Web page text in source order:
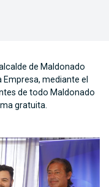
de Maldonado
mediante el
de todo Maldonado
gratuita.